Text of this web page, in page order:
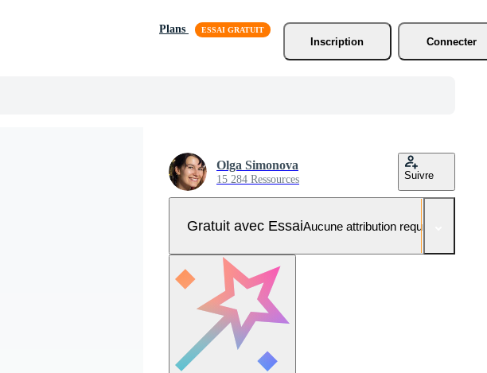
Plans
Inscription
Connecter
Olga Simonova
15 284 Ressources Suivre
Gratuit avec EssaiAucune attribution requise